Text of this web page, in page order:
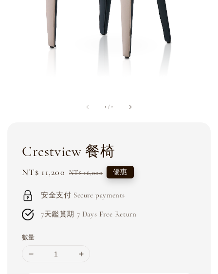
1 /2
Crestview 餐椅
Sale
NT$ 11,200 Regular
NT$ 16,000 優惠
安全支付 Secure payments
7天鑑賞期 7 Days Free Return
數量